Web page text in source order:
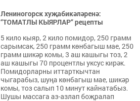
Лениногорск хуҗабикәләренә:
“ТОМАТЛЫ КЫЯРЛАР“ рецепты
5 кило кыяр, 2 кило помидор, 250 грамм
сарымсак, 250 грамм көнбагыш мае, 250
грамм шикәр комы, 3 аш кашыгы тоз, 2
аш кашыгы 70 процентлы уксус кирәк.
Помидорларны иттарткычтан
чыгарабыз, шуңа көнбагыш мае, шикәр
комы, тоз салып 10 минут кайнатабыз.
Шушы массага аз-азлап боҗралап